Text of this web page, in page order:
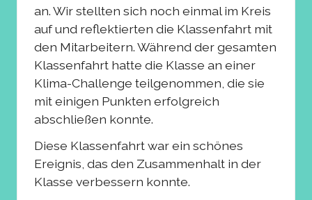
an. Wir stellten sich noch einmal im Kreis
auf und reflektierten die Klassenfahrt mit
den Mitarbeitern. Während der gesamten
Klassenfahrt hatte die Klasse an einer
Klima-Challenge teilgenommen, die sie
mit einigen Punkten erfolgreich
abschließen konnte.
Diese Klassenfahrt war ein schönes
Ereignis, das den Zusammenhalt in der
Klasse verbessern konnte.